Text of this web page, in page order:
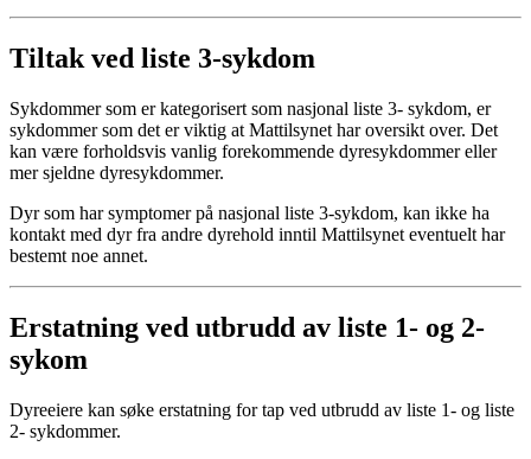
Tiltak ved liste 3-sykdom
Sykdommer som er kategorisert som nasjonal liste 3- sykdom, er
sykdommer som det er viktig at Mattilsynet har oversikt over. Det
kan være forholdsvis vanlig forekommende dyresykdommer eller
mer sjeldne dyresykdommer.
Dyr som har symptomer på nasjonal liste 3-sykdom, kan ikke ha
kontakt med dyr fra andre dyrehold inntil Mattilsynet eventuelt har
bestemt noe annet.
Erstatning ved utbrudd av liste 1- og 2-
sykom
Dyreeiere kan søke erstatning for tap ved utbrudd av liste 1- og liste
2- sykdommer.